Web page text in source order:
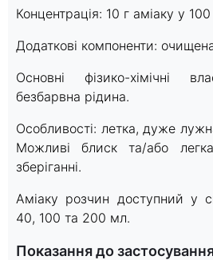
Концентрація: 10 г аміаку у
Додаткові компоненти:
Основні фізико-хімічні
безбарвна рідина.
Особливості: летка, дуже
Можливі блиск та/або
зберіганні.
Аміаку розчин доступний у
40, 100 та 200 мл.
Показання до